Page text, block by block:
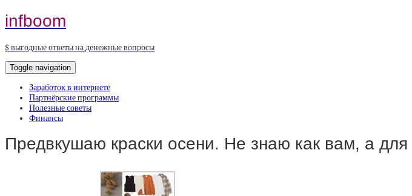
infboom
$ выгодные ответы на денежные вопросы
Toggle navigation
Заработок в интернете
Партнёрские программы
Полезные советы
Финансы
Предвкушаю краски осени. Не знаю как вам, а